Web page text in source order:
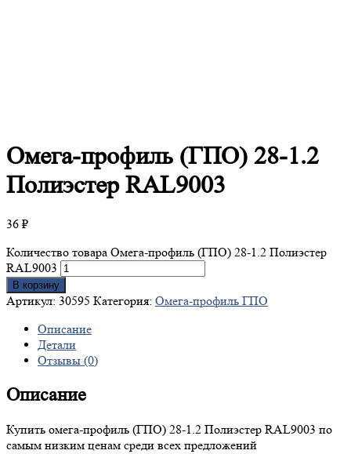
Омега-профиль (ГПО) 28-1.2
Полиэстер RAL9003
36 ₽
Количество товара Омега-профиль (ГПО) 28-1.2 Полиэстер
RAL9003
В корзину
Артикул: 30595 Категория: Омега-профиль ГПО
Описание
Детали
Отзывы (0)
Описание
Купить омега-профиль (ГПО) 28-1.2 Полиэстер RAL9003 по
самым низким ценам среди всех предложений